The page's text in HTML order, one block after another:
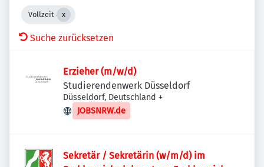
Vollzeit
Suche zurücksetzen
Erzieher (m/w/d)
Studierendenwerk Düsseldorf
Düsseldorf, Deutschland +
JOBSNRW.de
Sekretär / Sekretärin (w/m/d) im